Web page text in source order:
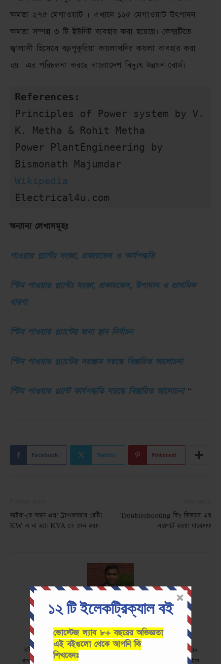
১২ টি ইলেকট্রিক্যাল বই
ভোল্টেজ ল্যাব ৮+ বছরের অভিজ্ঞতা
এই বইগুলো থেকে আপনি কি
শিখবেনঃ
ক্ষমতা ২৭৫ মেগাওয়াট । এখানে ১২৫ মেগাওয়াট উৎপাদন
ক্ষমতা সম্পন্ন ৩ টি ইউনিট ব্যবহার করা হয়েছে। কেন্দ্রটিতে
জ্বালানী হিসেবে বড়পুকুরিয়া কয়লাখনির কয়লা ব্যবহার করা
হয়। এর পরিচলনা করছে বাংলাদেশ বিদ্যুৎ উন্নয়ন বোর্ড।
References:
Principles of Power system by V.
K. Metha & Rohit Metha
Power PlantEngineering by
Wikipedia
Electrical4u.com
অন্যান্য লেখাসমূহঃ
পাওয়ার প্ল্যান্টঃ সংজ্ঞা, প্রকারভেদ ও কার্যপদ্ধতি
স্টিম পাওয়ার প্ল্যান্টঃ সংজ্ঞা, প্রকারভেদ, উপাদান ও প্রাথমিক
ধারণা
স্টিম পাওয়ার প্ল্যান্টের জন্য স্থান নির্বাচন
স্টিম পাওয়ার প্ল্যান্টের সরঞ্জাম সম্বন্ধে বিস্তারিত আলোচনা
স্টিম পাওয়ার প্ল্যান্ট কার্যপদ্ধতি সম্বন্ধে বিস্তারিত আলোচনা“
Facebook Twitter Pinterest
ভাইবা-তে কমন প্রশ্নঃ ট্রান্সফরমার রেটিং
KW এ না হয়ে KVA তে কেন হয়?
Troubleshooting কি? কিভাবে এর
এক্সপার্ট হওয়া যাবে???
Md Nazmul Islam
৫ বছর+ অভিজ্ঞতা Android ও iOS অ্যাপ development. পড়াশুনা ইলেকট্রিক্যাল
ইঞ্জিনিয়ারিং থেকে। ভোল্টেজ ল্যাবে creative কাজের মাধ্যমে EEE কমিউনিটিতে অবদান
রাখতে চেষ্টা করছি। যেকোনো বিজনেস ডেভেলপমেন্ট বা আলোচনার জন্য নিচের লিংকডইনে